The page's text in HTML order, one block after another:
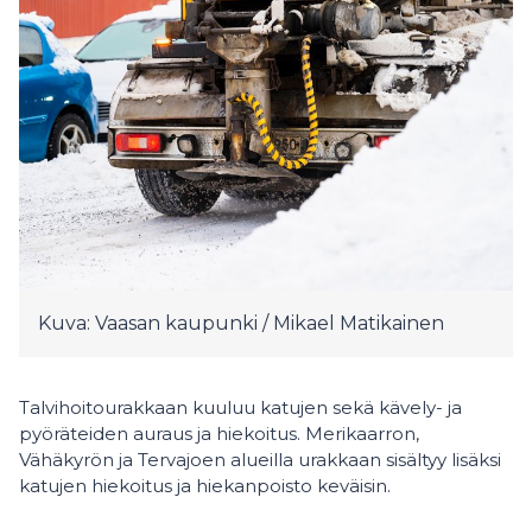
Kuva: Vaasan kaupunki / Mikael Matikainen
Talvihoitourakkaan kuuluu katujen sekä kävely- ja
pyöräteiden auraus ja hiekoitus. Merikaarron,
Vähäkyrön ja Tervajoen alueilla urakkaan sisältyy lisäksi
katujen hiekoitus ja hiekanpoisto keväisin.